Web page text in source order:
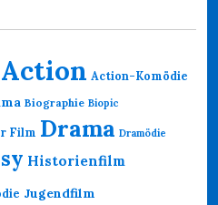
Action Action-Komödie
Biographie Biopic
Film Drama Dramödie
Historienfilm
Jugendfilm